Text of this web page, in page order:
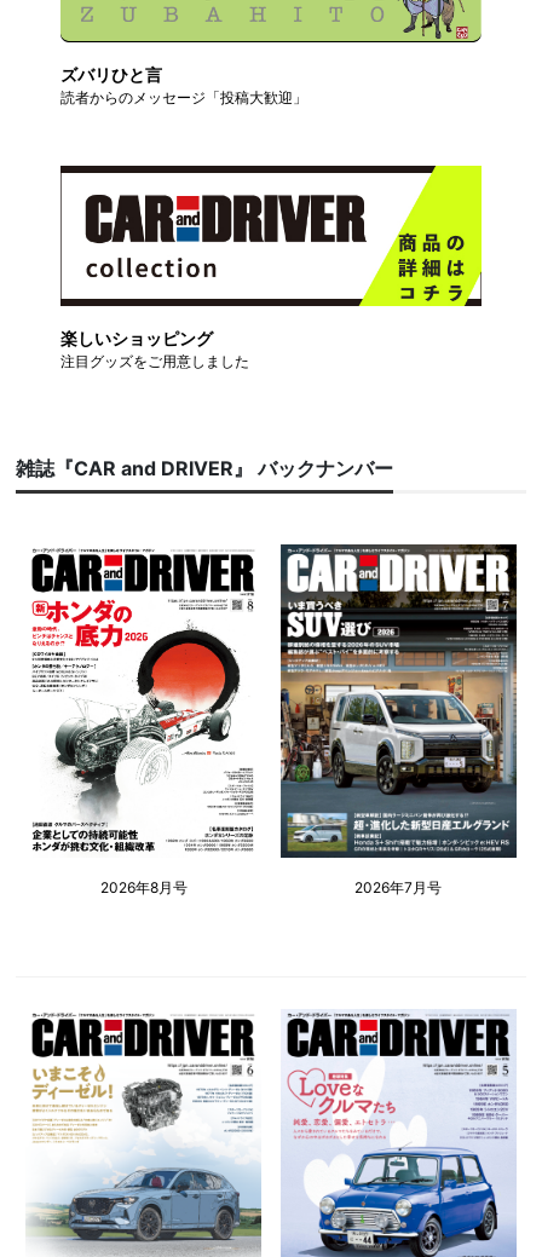
ズバリひと言
読者からのメッセージ「投稿大歓迎」
楽しいショッピング
注目グッズをご用意しました
雑誌『CAR and DRIVER』 バックナンバー
2026年8月号 2026年7月号